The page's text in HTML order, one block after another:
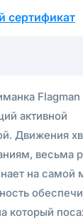
сертификат
Flagman
активной
Движения
весьма
на самой
который